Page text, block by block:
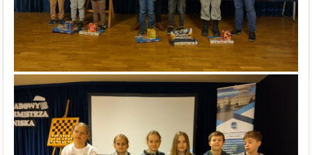
Miejsce to może funkcjonować dzięki zaangażowanym rodzicom
z klasy 1a, wolontariuszom i nauczycielom, którzy własnymi rękami
remontowali, urządzali i poświecili swój czas, aby innym było lepiej.
Z całego serca dziękujemy za zaangażowanie i aktywny udział w życiu
naszej szkoły.